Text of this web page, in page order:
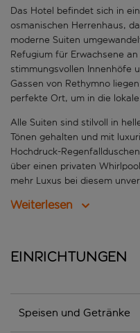
Das Hotel befindet sich in
osmanischen Herrenhaus,
moderne Suiten
Refugium für Erwachsene
stimmungsvollen Innenhöfe
Gassen von Rethymno
perfekte Ort, um in die
Alle Suiten sind stilvoll in
Tönen gehalten und mit
Hochdruck-
über einen privaten
mehr Luxus bei diesem
Weiterlesen
Einrichtungen
Speisen und Getränke